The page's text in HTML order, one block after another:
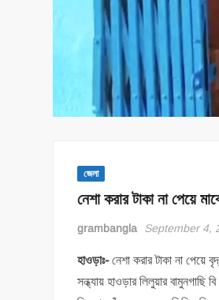
জেলা
নেশা করার টাকা না পেয়ে
grambangla September 4,
হাওড়াঃ-নেশা করার টাকা না পেয়ে
সন্ধ্যায় হাওড়ার লিলুয়ার